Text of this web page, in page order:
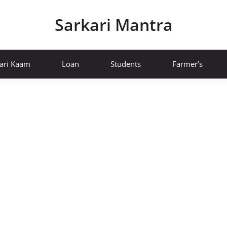
Sarkari Mantra
Kaam Loan Students Farmer’s